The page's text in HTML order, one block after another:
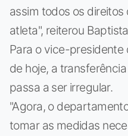
assim todos os direitos
atleta", reiterou
Para o vice-presidente
de hoje, a
passa a ser irregular.
"Agora, o
tomar as medidas